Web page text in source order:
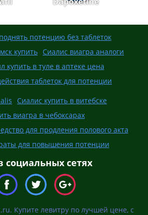
потенцию без таблеток
купить Сиалис виагра аналоги
купить в туле в аптеке цена
таблеток для потенции
Сиалис купить в витебске
виагра в чебоксарах
для продления полового акта
для повышения потенции
социальных сетях
Купите левитру по лучшей цене, с